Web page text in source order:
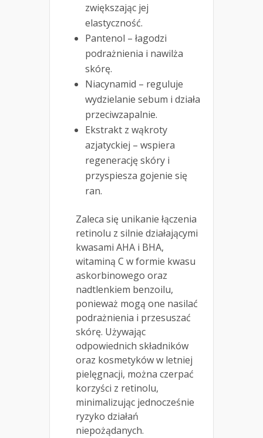
zwiększając jej
elastyczność.
Pantenol – łagodzi
podrażnienia i nawilża
skórę.
Niacynamid – reguluje
wydzielanie sebum i działa
przeciwzapalnie.
Ekstrakt z wąkroty
azjatyckiej – wspiera
regenerację skóry i
przyspiesza gojenie się
ran.
Zaleca się unikanie łączenia
retinolu z silnie działającymi
kwasami AHA i BHA,
witaminą C w formie kwasu
askorbinowego oraz
nadtlenkiem benzoilu,
ponieważ mogą one nasilać
podrażnienia i przesuszać
skórę. Używając
odpowiednich składników
oraz kosmetyków w letniej
pielęgnacji, można czerpać
korzyści z retinolu,
minimalizując jednocześnie
ryzyko działań
niepożądanych.